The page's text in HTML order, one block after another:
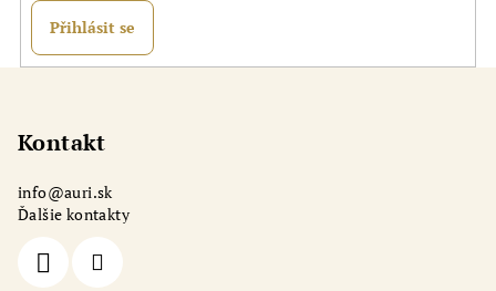
Přihlásit se
Kontakt
info@auri.sk
Ďalšie kontakty